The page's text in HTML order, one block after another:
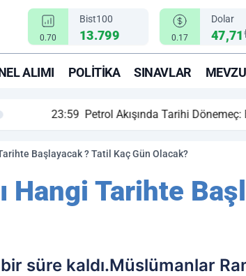
0.70
Bist100
13.799 0.17
Dolar
47,71
ALIMI POLITIKA SINAVLAR
Dönemeç: Bağdat ve Erbil El Sıkıştı, Enerji
Başlayacak ? Tatil Kaç Gün Olacak?
Hangi Tarihte
süre kaldı.Müslümanlar